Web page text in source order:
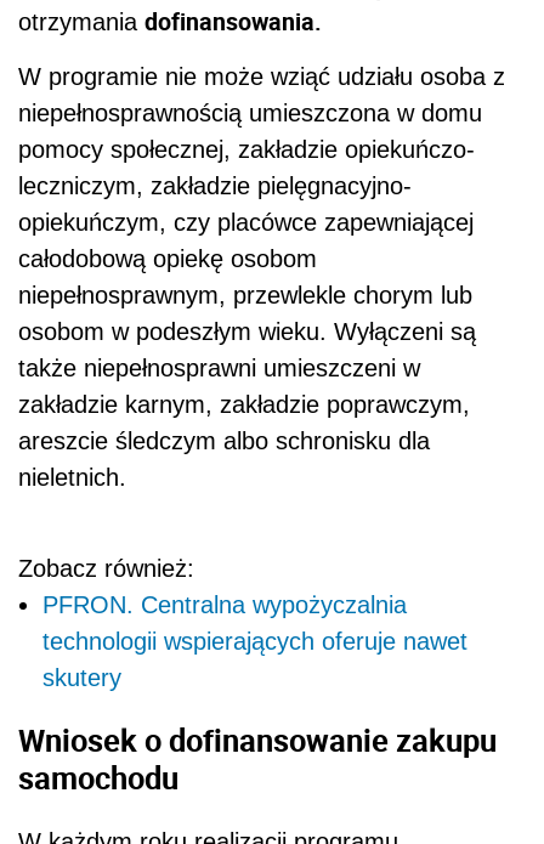
otrzymania dofinansowania.
W programie nie może wziąć udziału osoba z
niepełnosprawnością umieszczona w domu
pomocy społecznej, zakładzie opiekuńczo-
leczniczym, zakładzie pielęgnacyjno-
opiekuńczym, czy placówce zapewniającej
całodobową opiekę osobom
niepełnosprawnym, przewlekle chorym lub
osobom w podeszłym wieku. Wyłączeni są
także niepełnosprawni umieszczeni w
zakładzie karnym, zakładzie poprawczym,
areszcie śledczym albo schronisku dla
nieletnich.
Zobacz również:
PFRON. Centralna wypożyczalnia
technologii wspierających oferuje nawet
skutery
Wniosek o dofinansowanie zakupu
samochodu